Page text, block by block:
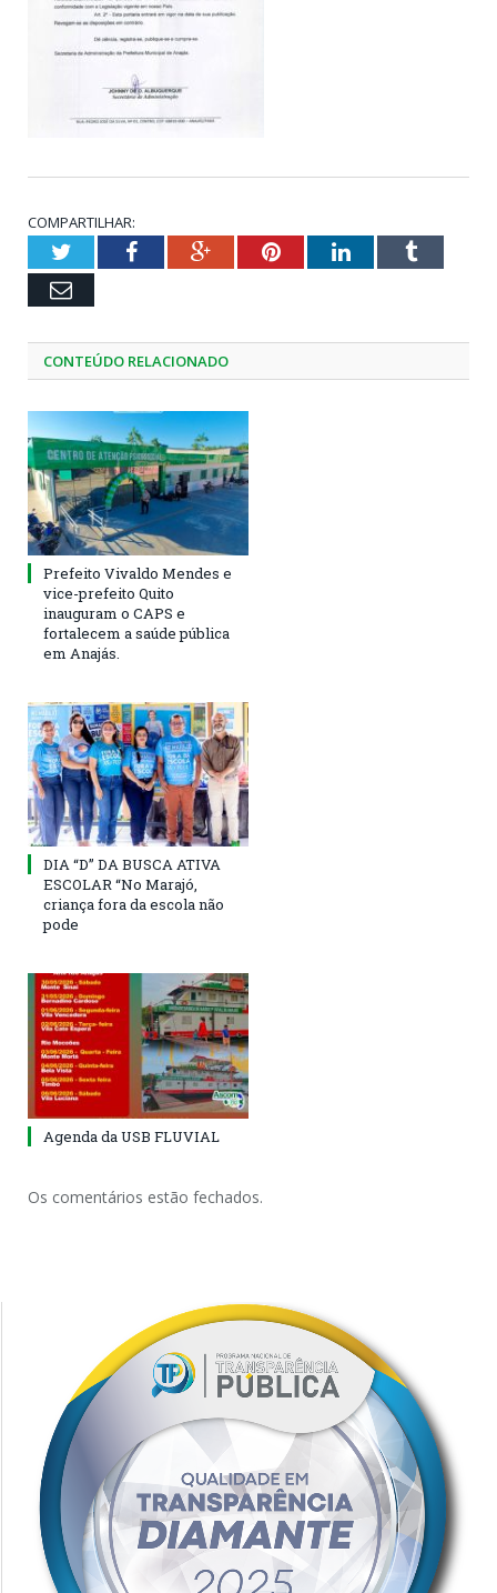
COMPARTILHAR:
TwitterFacebookGoogle+PinterestLinkedInTumblr
Email
CONTEÚDO RELACIONADO
Prefeito Vivaldo Mendes e
vice-prefeito Quito
inauguram o CAPS e
fortalecem a saúde pública
em Anajás.
DIA “D” DA BUSCA ATIVA
ESCOLAR “No Marajó,
criança fora da escola não
pode
Agenda da USB FLUVIAL
Os comentários estão fechados.